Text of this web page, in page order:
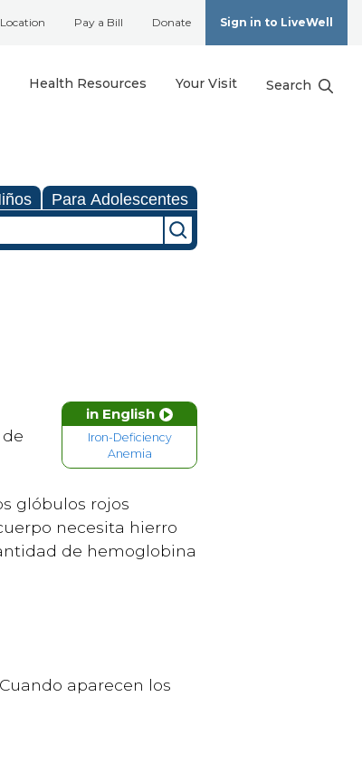
Pay a Bill Donate Sign in to LiveWell
Health Resources Your Visit Search
Para Adolescentes
in English
Iron-Deficiency
Anemia
glóbulos rojos
necesita hierro
de hemoglobina
aparecen los